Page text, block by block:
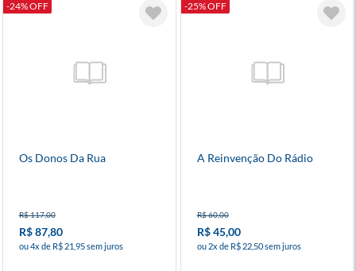
-24% OFF
Os Donos Da Rua
R$ 117,00
R$ 87,80
ou 4x de R$ 21,95 sem juros
-25% OFF
A Reinvenção Do Rádio
R$ 60,00
R$ 45,00
ou 2x de R$ 22,50 sem juros